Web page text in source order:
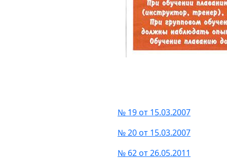
№ 19 от 15.03.2007
№ 20 от 15.03.2007
№ 62 от 26.05.2011